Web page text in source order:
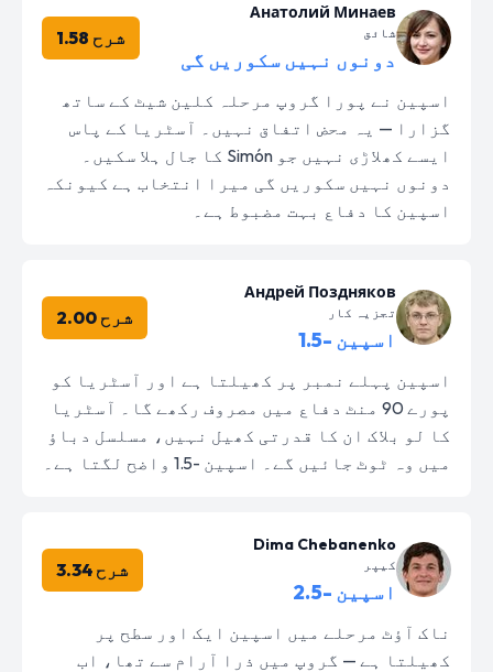
Анатолий Минаев
شائق
دونوں نہیں سکوریں گی
شرح 1.58
اسپین نے پورا گروپ مرحلہ کلین شیٹ کے ساتھ
گزارا — یہ محض اتفاق نہیں۔ آسٹریا کے پاس
ایسے کھلاڑی نہیں جو Simón کا جال ہلا سکیں۔
دونوں نہیں سکوریں گی میرا انتخاب ہے کیونکہ
اسپین کا دفاع بہت مضبوط ہے۔
Андрей Поздняков
تجزیہ کار
اسپین -1.5
شرح 2.00
اسپین پہلے نمبر پر کھیلتا ہے اور آسٹریا کو
پورے 90 منٹ دفاع میں مصروف رکھے گا۔ آسٹریا
کا لو بلاک ان کا قدرتی کھیل نہیں، مسلسل دباؤ
میں وہ ٹوٹ جائیں گے۔ اسپین -1.5 واضح لگتا ہے۔
Dima Chebanenko
کیپر
اسپین -2.5
شرح 3.34
ناک آؤٹ مرحلے میں اسپین ایک اور سطح پر
کھیلتا ہے — گروپ میں ذرا آرام سے تھا، اب